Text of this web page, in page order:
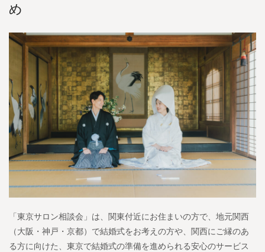
め
「東京サロン相談会」は、関東付近にお住まいの方で、地元関西
（大阪・神戸・京都）で結婚式をお考えの方や、関西にご縁のあ
る方に向けた、東京で結婚式の準備を進められる安心のサービス